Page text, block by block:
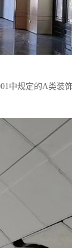
中规定的A类装